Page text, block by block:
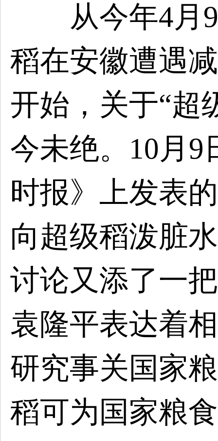
从今年4月9
稻在安徽遭遇
开始，关于“超
今未绝。10月9
时报》上发表
向超级稻泼脏
讨论又添了一
袁隆平表达着
研究事关国家
稻可为国家粮